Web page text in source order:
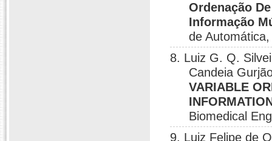
Ordenação
Informação
de
8. Luiz G. Q.
Candeia
VARIABLE
Biomedical
9. Luiz Felipe de